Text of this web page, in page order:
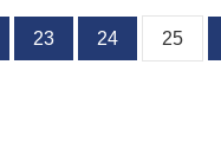
23 24 25